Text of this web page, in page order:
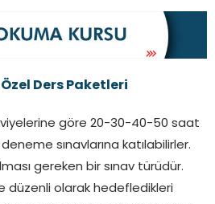
Ders Paketleri
göre 20-30-40-50 saat
sınavlarına katılabilirler.
gereken bir sınav türüdür.
düzenli olarak hedefledikleri